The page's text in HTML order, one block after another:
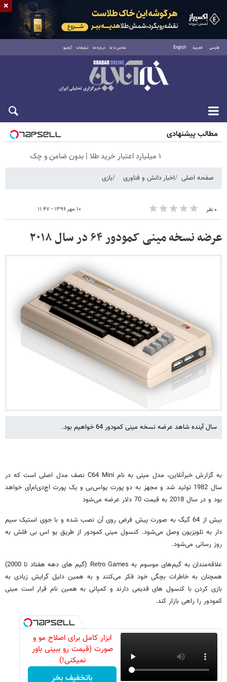
فارسی العربية English تماس با ما درباره ما تبلیغات آرشیو
جمعه ۱۶ مرداد ۱۴۰۵
مطالب پیشنهادی
۱ میلیارد اعتبار خرید طلا | بدون ضامن و چک
صفحه اصلی اخبار دانش و فناوری بازی
۰ نفر ۱۰ مهر ۱۳۹۶ - ۱۱:۴۷
عرضه نسخه مینی کمودور ۶۴ در سال ۲۰۱۸
سال آینده شاهد عرضه نسخه مینی کمودور 64 خواهیم بود.
به گزارش خبرآنلاین، مدل مینی به نام C64 Mini نصف مدل اصلی است که در
سال 1982 تولید شد و مجهز به دو پورت یو‌اس‌بی و یک پورت اچ‌دی‌ام‌آی خواهد
بود و در سال 2018 به قیمت 70 دلار عرضه می‌شود
بیش از 64 گیگ به صورت پیش فرض روی آن نصب شده و با جوی استیک سیم
دار به تلویزیون وصل می‌شود. کنسول مینی کمودور از طریق یو اس بی فلش به
روز رسانی می‌شود.
علاقه‌مندان به گیم‌های موسوم به Retro Games (گیم های دهه هفتاد تا 2000)
همچنان به خاطرات بچگی خود فکر می‌کنند و به همین دلیل گرایش زیادی به
بازی کردن با کنسول های قدیمی دارند و کمپانی به همین نام قرار است مینی
کمودور را راهی بازار کند.
ابزار کامل برای اصلاح مو و
صورت (قیمت رو ببینی باور
نمیکنی!)
باتخفیف بخر
×